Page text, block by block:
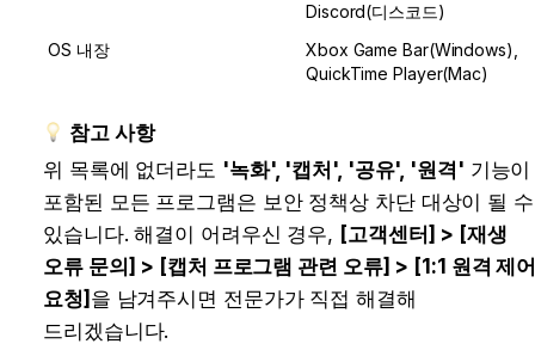
Discord(디스코드)
OS 내장
Xbox Game Bar(Windows),
QuickTime Player(Mac)
참고 사항
위 목록에 없더라도 '녹화', '캡처', '공유', '원격' 기능이
포함된 모든 프로그램은 보안 정책상 차단 대상이 될 수
있습니다. 해결이 어려우신 경우, [고객센터] > [재생
오류 문의] > [캡처 프로그램 관련 오류] > [1:1 원격 제
요청] 을 남겨주시면 전문가가 직접 해결해
드리겠습니다.